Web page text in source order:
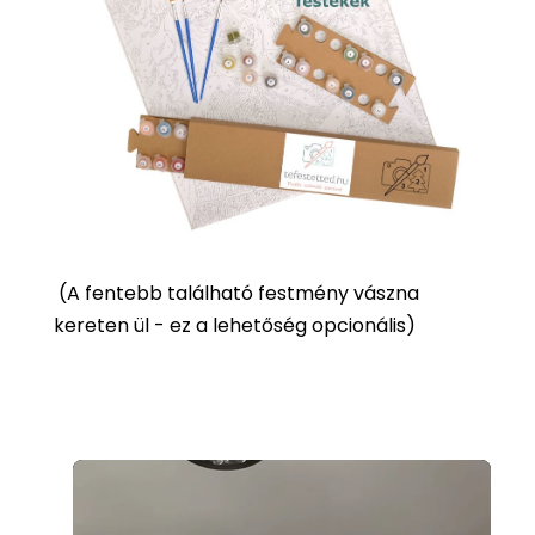
(A fentebb található festmény vászna
kereten ül - ez a lehetőség opcionális)